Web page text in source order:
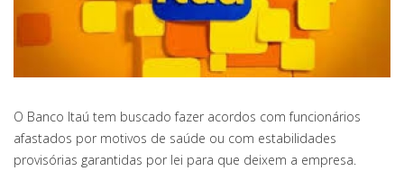
O Banco Itaú tem buscado fazer acordos com funcionários
afastados por motivos de saúde ou com estabilidades
provisórias garantidas por lei para que deixem a empresa.